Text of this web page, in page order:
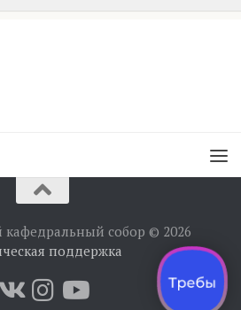
кафедральный собор © 2026
поддержка